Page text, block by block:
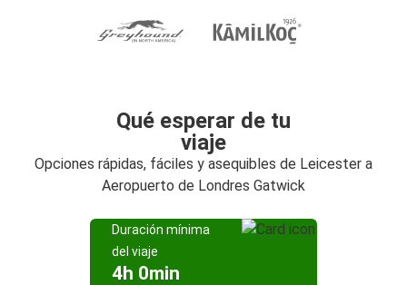
Qué esperar de tu
viaje
Opciones rápidas, fáciles y asequibles de Leicester a
Aeropuerto de Londres Gatwick
Duración mínima
del viaje
4h 0min